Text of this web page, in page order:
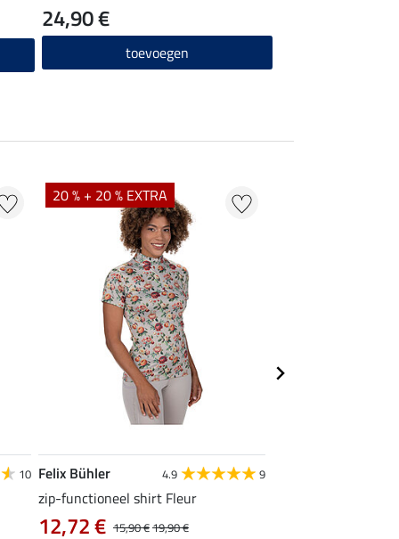
24,90 €
toevoegen
10
20 % + 20 % EXTRA
Felix Bühler 4.9 9
zip-functioneel shirt Fleur
15,90 €19,90 €
12,72 €